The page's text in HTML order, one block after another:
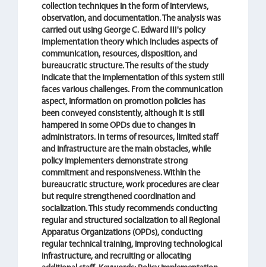
collection techniques in the form of interviews,
observation, and documentation. The analysis was
carried out using George C. Edward III's policy
implementation theory which includes aspects of
communication, resources, disposition, and
bureaucratic structure. The results of the study
indicate that the implementation of this system still
faces various challenges. From the communication
aspect, information on promotion policies has
been conveyed consistently, although it is still
hampered in some OPDs due to changes in
administrators. In terms of resources, limited staff
and infrastructure are the main obstacles, while
policy implementers demonstrate strong
commitment and responsiveness. Within the
bureaucratic structure, work procedures are clear
but require strengthened coordination and
socialization. This study recommends conducting
regular and structured socialization to all Regional
Apparatus Organizations (OPDs), conducting
regular technical training, improving technological
infrastructure, and recruiting or allocating